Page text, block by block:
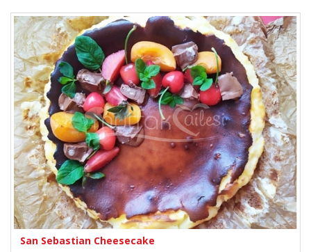
San Sebastian Cheesecake